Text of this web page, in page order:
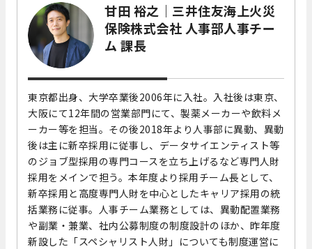
甘田 裕之｜三井住友海上火災
保険株式会社 人事部人事チー
ム 課長
東京都出身、大学卒業後2006年に入社。入社後は東京、
大阪にて12年間の営業部門にて、製薬メーカーや飲料メ
ーカー等を担当。その後2018年より人事部に異動、異動
後は主に新卒採用に従事し、データサイエンティスト等
のジョブ型採用の専門コースを立ち上げるなど専門人財
採用をメインで担う。本年度より採用チーム長として、
新卒採用と高度専門人財を中心としたキャリア採用の統
括業務に従事。人事チーム業務としては、異動配置業務
や副業・兼業、社内公募制度の制度設計のほか、昨年度
新設した「スペシャリスト人財」についても制度運営に